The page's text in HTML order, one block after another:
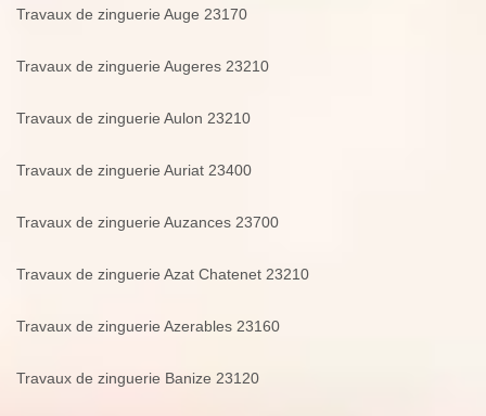
Travaux de zinguerie Auge 23170
Travaux de zinguerie Augeres 23210
Travaux de zinguerie Aulon 23210
Travaux de zinguerie Auriat 23400
Travaux de zinguerie Auzances 23700
Travaux de zinguerie Azat Chatenet 23210
Travaux de zinguerie Azerables 23160
Travaux de zinguerie Banize 23120